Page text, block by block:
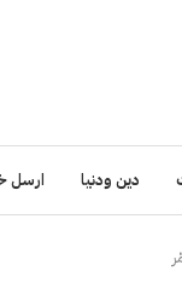
دين ودنيا ارسل